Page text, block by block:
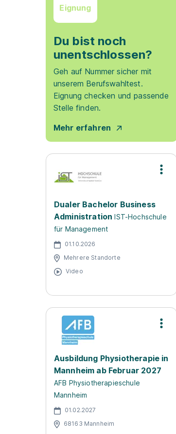
Eignung
Du bist noch
unentschlossen?
Geh auf Nummer sicher mit
unserem Berufswahltest.
Eignung checken und passende
Stelle finden.
Mehr erfahren
Dualer Bachelor Business
Administration IST-Hochschule
für Management
01.10.2026
Mehrere Standorte
Video
Ausbildung Physiotherapie in
Mannheim ab Februar 2027
AFB Physiotherapieschule
Mannheim
01.02.2027
68163 Mannheim